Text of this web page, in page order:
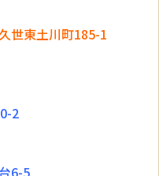
世東土川町185-1
2
6-5